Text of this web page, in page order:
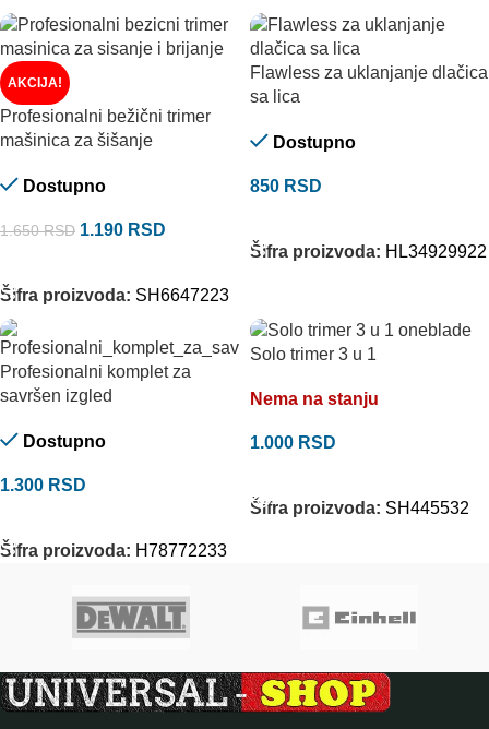
AKCIJA!
Profesionalni bežični trimer
mašinica za šišanje
Dostupno
1.650RSD 1.190 RSD
Šifra proizvoda: SH6647223
Flawless za uklanjanje dlačica
sa lica
Dostupno
850 RSD
Šifra proizvoda: HL34929922
Profesionalni komplet za
savršen izgled
Dostupno
1.300 RSD
Šifra proizvoda: H78772233
Solo trimer 3 u 1
Nema na stanju
1.000 RSD
Šifra proizvoda: SH445532